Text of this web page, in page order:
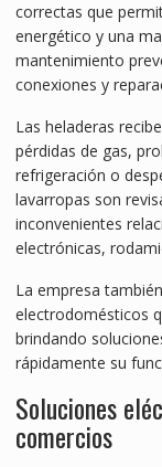
correctas que
energético y una
mantenimiento
conexiones y
Las heladeras
pérdidas de gas,
refrigeración o
lavarropas son
inconvenientes
electrónicas,
La empresa
electrodomésticos
brindando
rápidamente su
Soluciones
comercios